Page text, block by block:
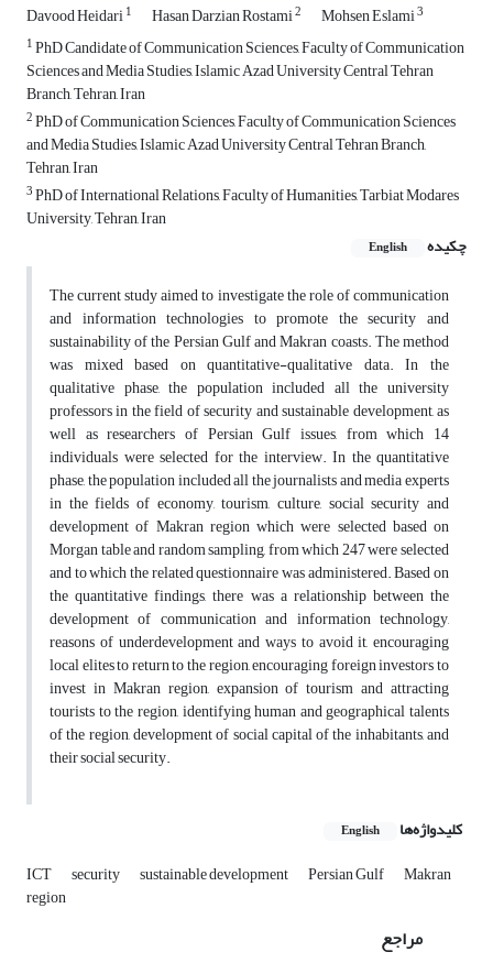
Davood Heidari1 Hasan Darzian Rostami2 Mohsen Eslami3
1PhD Candidate of Communication Sciences, Faculty of Communication
Sciences and Media Studies, Islamic Azad University Central Tehran
Branch, Tehran, Iran
2PhD of Communication Sciences, Faculty of Communication Sciences
and Media Studies, Islamic Azad University Central Tehran Branch,
Tehran, Iran
3PhD of International Relations, Faculty of Humanities, Tarbiat Modares
University, Tehran, Iran
چکیده
English
The current study aimed to investigate the role of communication
and information technologies to promote the security and
sustainability of the Persian Gulf and Makran coasts. The method
was mixed based on quantitative-qualitative data. In the
qualitative phase, the population included all the university
professors in the field of security and sustainable development, as
well as researchers of Persian Gulf issues, from which 14
individuals were selected for the interview. In the quantitative
phase, the population included all the journalists and media experts
in the fields of economy, tourism, culture, social security and
development of Makran region which were selected based on
Morgan table and random sampling, from which 247 were selected
and to which the related questionnaire was administered. Based on
the quantitative findings, there was a relationship between the
development of communication and information technology,
reasons of underdevelopment and ways to avoid it, encouraging
local elites to return to the region, encouraging foreign investors to
invest in Makran region, expansion of tourism and attracting
tourists to the region, identifying human and geographical talents
of the region, development of social capital of the inhabitants, and
their social security.
کلیدواژه‌ها English
ICT security sustainable development Persian Gulf Makran
region
مراجع